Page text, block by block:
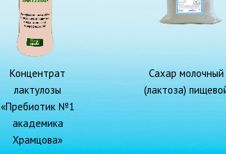
Концентрат
лактулозы
«Пребиотик №1
академика
Храмцова»
Сахар молочный
(лактоза)